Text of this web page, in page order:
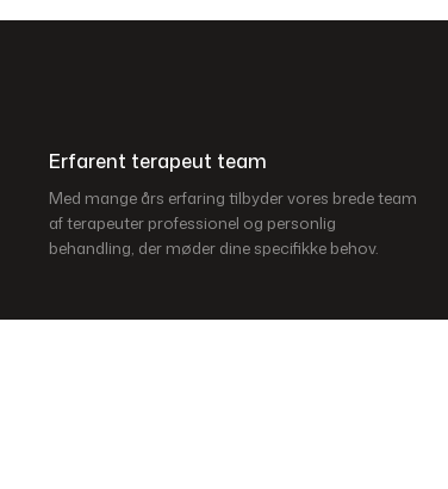
Erfarent terapeut team
Med mange års erfaring tilbyder vores brede team
af terapeuter professionel og personlig
behandling, der møder dine specifikke behov.